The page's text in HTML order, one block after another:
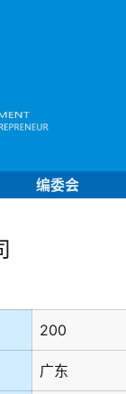
编委会
200
广东